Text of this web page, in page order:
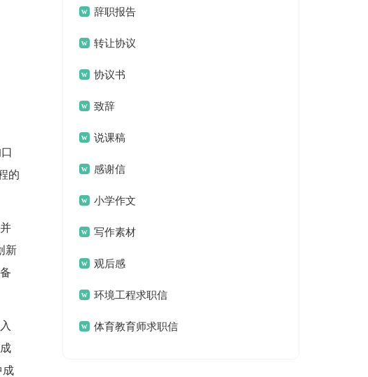
的
新
成
辞职报告
转让协议
协议书
致辞
说课稿
感谢信
小学作文
写作素材
观后感
环境工程求职信
体育教育师求职信